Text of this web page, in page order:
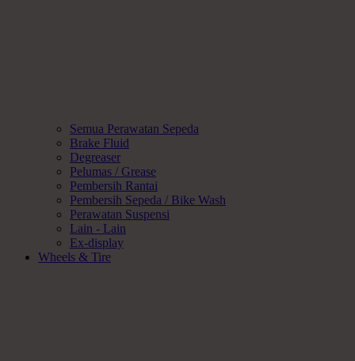
Semua Perawatan Sepeda
Brake Fluid
Degreaser
Pelumas / Grease
Pembersih Rantai
Pembersih Sepeda / Bike Wash
Perawatan Suspensi
Lain - Lain
Ex-display
Wheels & Tire